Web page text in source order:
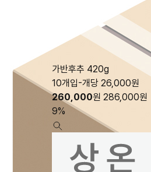
가반후추 420g
10개입-개당 26,000원
260,000원 286,000원
9%